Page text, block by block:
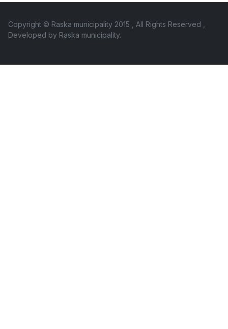
Copyright © Raska municipality 2015 , All Rights Reserved ,
Developed by Raska municipality.